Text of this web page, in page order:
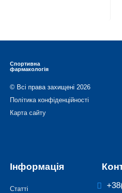
Спортивна
фармакологія
© Всі права захищені 2026
Політика конфіденційності
Карта сайту
Інформація
Статті